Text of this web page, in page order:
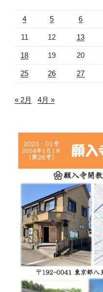
4 5 6
11 12 13
18 19 20
25 26 27
« 2月 4月 »